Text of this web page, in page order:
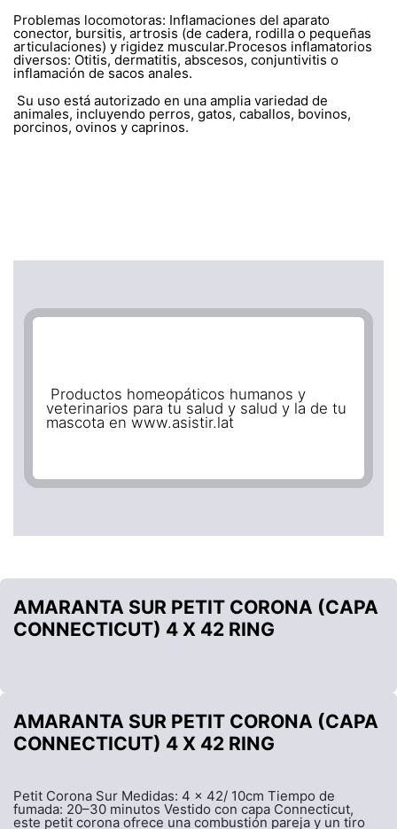
Problemas locomotoras: Inflamaciones del aparato
conector, bursitis, artrosis (de cadera, rodilla o pequeñas
articulaciones) y rigidez muscular.Procesos inflamatorios
diversos: Otitis, dermatitis, abscesos, conjuntivitis o
inflamación de sacos anales.
Su uso está autorizado en una amplia variedad de
animales, incluyendo perros, gatos, caballos, bovinos,
porcinos, ovinos y caprinos.
Productos homeopáticos humanos y
veterinarios para tu salud y salud y la de tu
mascota en www.asistir.lat
AMARANTA SUR PETIT CORONA (CAPA
CONNECTICUT) 4 X 42 RING
AMARANTA SUR PETIT CORONA (CAPA
CONNECTICUT) 4 X 42 RING
Petit Corona Sur Medidas: 4 x 42/ 10cm Tiempo de
fumada: 20–30 minutos Vestido con capa Connecticut,
este petit corona ofrece una combustión pareja y un tiro